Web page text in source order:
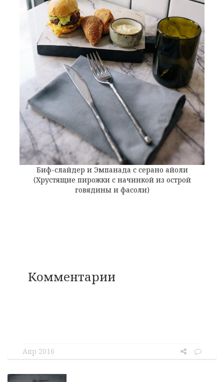
Биф-слайдер и Эмпанада с серано айоли
(Хрустящие пирожки с начинкой из острой
говядины и фасоли)
Комментарии
Апр 2016